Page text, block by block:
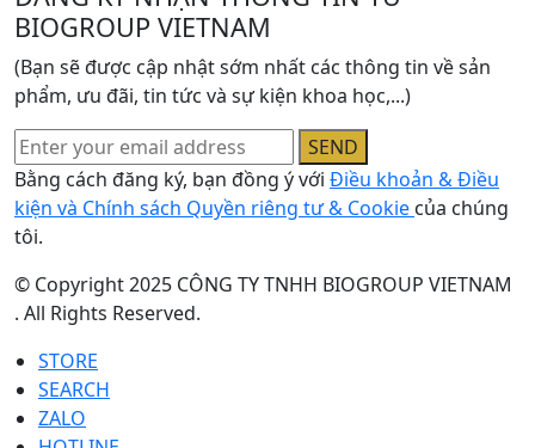
BIOGROUP VIETNAM
(Bạn sẽ được cập nhật sớm nhất các thông tin về sản
phẩm, ưu đãi, tin tức và sự kiện khoa học,...)
SEND
Bằng cách đăng ký, bạn đồng ý với Điều khoản & Điều
kiện và Chính sách Quyền riêng tư & Cookie của chúng
tôi.
© Copyright 2025 CÔNG TY TNHH BIOGROUP VIETNAM
. All Rights Reserved.
STORE
SEARCH
ZALO